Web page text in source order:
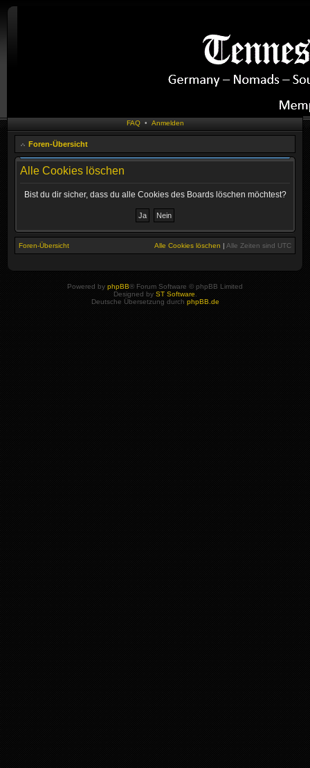
FAQ • Anmelden
Foren-Übersicht
Alle Cookies löschen
Bist du dir sicher, dass du alle Cookies des Boards löschen möchtest?
Foren-Übersicht Alle Cookies löschen | Alle Zeiten sind UTC
Powered by phpBB® Forum Software © phpBB Limited
Designed by ST Software
Deutsche Übersetzung durch phpBB.de